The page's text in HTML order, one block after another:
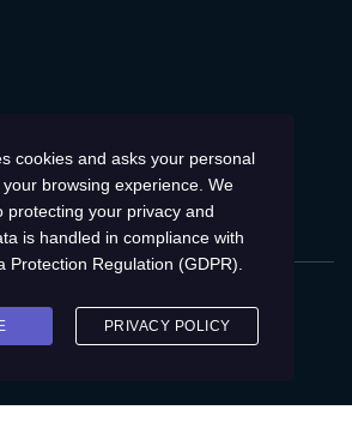
YouTube
Αποτύπωση
των δεδομένων
cookies and asks your personal
browsing experience. We
protecting your privacy and
is handled in compliance with
Protection Regulation (GDPR)
PRIVACY POLICY